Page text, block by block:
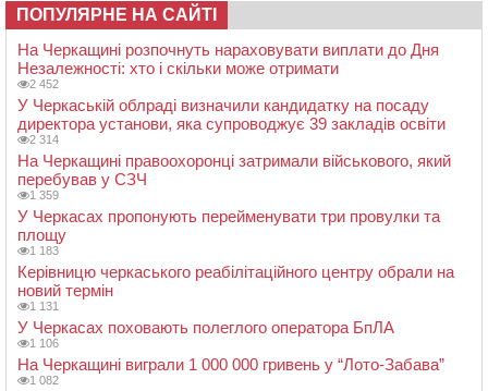
ПОПУЛЯРНЕ НА САЙТІ
На Черкащині розпочнуть нараховувати виплати до Дня
Незалежності: хто і скільки може отримати
2 452
У Черкаській облраді визначили кандидатку на посаду
директора установи, яка супроводжує 39 закладів освіти
2 314
На Черкащині правоохоронці затримали військового, який
перебував у СЗЧ
1 359
У Черкасах пропонують перейменувати три провулки та
площу
1 183
Керівницю черкаського реабілітаційного центру обрали на
новий термін
1 131
У Черкасах поховають полеглого оператора БпЛА
1 106
На Черкащині виграли 1 000 000 гривень у “Лото-Забава”
1 082